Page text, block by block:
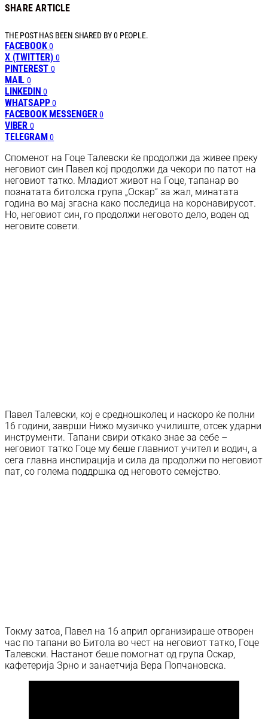
SHARE ARTICLE
THE POST HAS BEEN SHARED BY0 PEOPLE.
FACEBOOK 0
X (TWITTER) 0
PINTEREST 0
MAIL 0
LINKEDIN 0
WHATSAPP 0
FACEBOOK MESSENGER 0
VIBER 0
TELEGRAM 0
Споменот на Гоце Талевски ќе продолжи да живее преку
неговиот син Павел кој продолжи да чекори по патот на
неговиот татко. Младиот живот на Гоце, тапанар во
познатата битолска група „Оскар“ за жал, минатата
година во мај згасна како последица на коронавирусот.
Но, неговиот син, го продолжи неговото дело, воден од
неговите совети.
Павел Талевски, кој е средношколец и наскоро ќе полни
16 години, заврши Нижо музичко училиште, отсек ударни
инструменти. Тапани свири откако знае за себе –
неговиот татко Гоце му беше главниот учител и водич, а
сега главна инспирација и сила да продолжи по неговиот
пат, со голема поддршка од неговото семејство.
Токму затоа, Павел на 16 април организираше отворен
час по тапани во Битола во чест на неговиот татко, Гоце
Талевски. Настанот беше помогнат од група Оскар,
кафетерија Зрно и занаетчија Вера Попчановска.